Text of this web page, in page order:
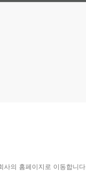
사의 홈페이지로 이동합니다.